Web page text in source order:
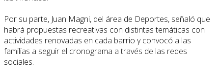
Por su parte, Juan Magni, del área de Deportes, señaló que
habrá propuestas recreativas con distintas temáticas con
actividades renovadas en cada barrio y convocó a las
familias a seguir el cronograma a través de las redes
sociales.